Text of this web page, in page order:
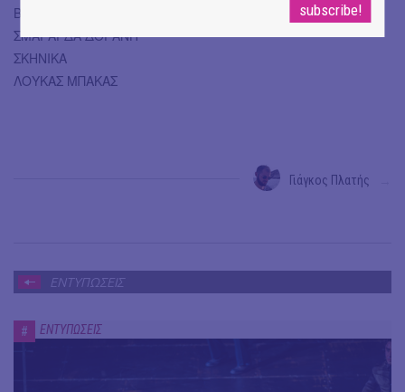
ΒΟΗΘΟΣ ΣΚΗΝΟΘΕΤΗ
ΣΜΑΡΑΓΔΑ ΔΟΓΑΝΗ
ΣΚΗΝΙΚΑ
ΛΟΥΚΑΣ ΜΠΑΚΑΣ
Γιάγκος Πλατής
ΕΝΤΥΠΩΣΕΙΣ
# ΕΝΤΥΠΩΣΕΙΣ